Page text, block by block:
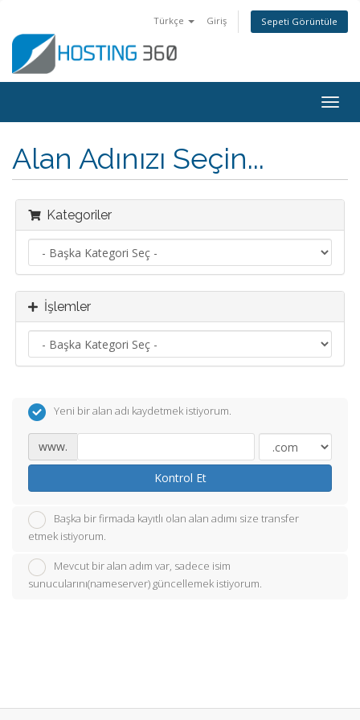
Türkçe Giriş Sepeti Görüntüle
Alan Adınızı Seçin...
Kategoriler
İşlemler
Yeni bir alan adı kaydetmek istiyorum.
www.
Kontrol Et
Başka bir firmada kayıtlı olan alan adımı size transfer
etmek istiyorum.
Mevcut bir alan adım var, sadece isim
sunucularını(nameserver) güncellemek istiyorum.